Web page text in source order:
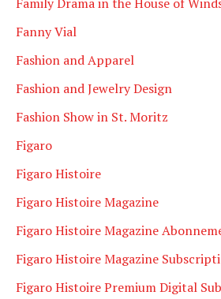
Family Drama in the House of
Fanny Vial
Fashion and Apparel
Fashion and Jewelry Design
Fashion Show in St. Moritz
Figaro
Figaro Histoire
Figaro Histoire Magazine
Figaro Histoire Magazine
Figaro Histoire Magazine
Figaro Histoire Premium Digital